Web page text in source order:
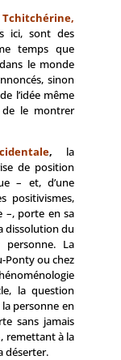
Tchitchérine,
ici, sont des
temps que
le monde
sinon
l’idée même
le montrer
, la
de position
– et, d’une
positivismes,
–, porte en sa
dissolution du
La
Ponty ou chez
la question
personne en
sans jamais
remettant à la
déserter.